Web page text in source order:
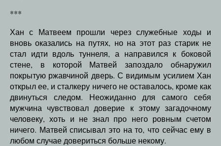
***
Хан с Матвеем прошли через служебные ходы и
вновь оказались на путях, но на этот раз старик не
стал идти вдоль туннеля, а направился к боковой
стене, в которой Матвей запоздало обнаружил
покрытую ржавчиной дверь. С видимым усилием Хан
открыл ее, и сталкеру ничего не оставалось, кроме как
двинуться следом. Неожиданно для самого себя
мужчина чувствовал доверие к этому загадочному
человеку, хоть и не знал про него ровным счетом
ничего. Матвей списывал это на то, что сейчас ему в
любом случае довериться больше некому.